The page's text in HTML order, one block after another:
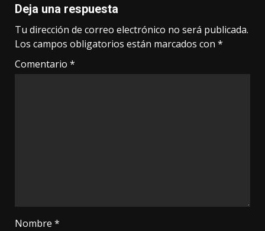
Deja una respuesta
Tu dirección de correo electrónico no será publicada.
Los campos obligatorios están marcados con *
Comentario *
Nombre *